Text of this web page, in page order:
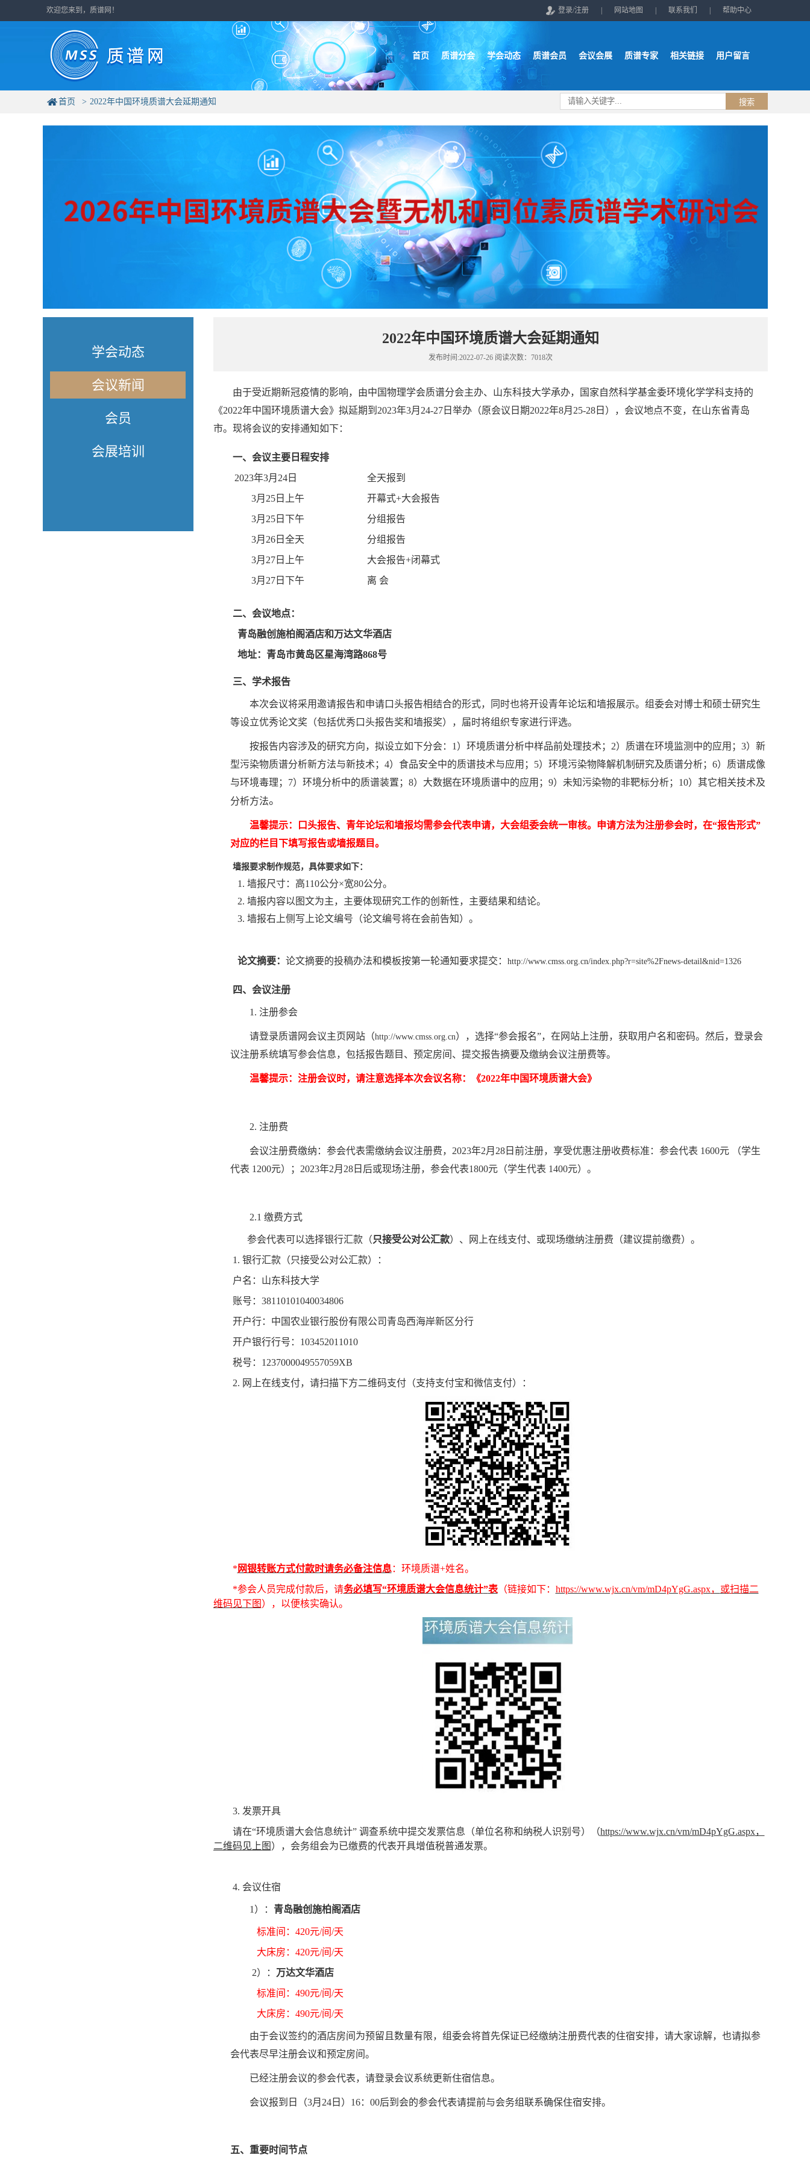
欢迎您来到，质谱网！ 登录/注册 网站地图 联系我们 帮助中心
首页 质谱分会 学会动态 质谱会员 会议会展 质谱专家 相关链接 用户留言
首页 2022年中国环境质谱大会延期通知
学会动态
会议新闻
会员
会展培训
2022年中国环境质谱大会延期通知
发布时间:2022-07-26 阅读次数：7018次
由于受近期新冠疫情的影响，由中国物理学会质谱分会主办、山东科技大学承办，国家自然科学基金委环境化学学科支持的
《2022年中国环境质谱大会》拟延期到 2023年3月 24-27日举办（原会议日期2022年8月 25-28日 ） ， 会议地点不变， 在山东省青岛
市。 现将会议的安排通知如下：
一、会议主要日程安排
2023年3月 24日
全天报到
3月 25日上午 开幕式+大会报告
3月 25日下午
3月 26日全天
分组报告
分组报告
3月 27日上午 大会报告+闭幕式
3月 27日下午 离 会
二、会议地点：
青岛融创施柏阁酒店和万达文华酒店
地址：青岛市黄岛区星海湾路868号
三、学术报告
本次会议将采用邀请报告和申请口头报告相结合的形式，同时也将开设青年论坛和墙报展示。组委会对博士和硕士研究生
等设立优秀论文奖（包括优秀口头报告奖和墙报奖），届时将组织专家进行评选。
按报告内容涉及的研究方向，拟设立如下分会： 1 ）环境质谱分析中样品前处理技术； 2）质谱在环境监测中的应用； 3）新
型污染物质谱分析新方法与新技术； 4）食品安全中的质谱技术与应用； 5）环境污染物降解机制研究及质谱分析； 6）质谱成像
与环境毒理； 7）环境分析中的质谱装置； 8）大数据在环境质谱中的应用； 9）未知污染物的非靶标分析； 10）其它相关技术及
分析方法。
温馨提示：口头报告、青年论坛和墙报均需参会代表申请，大会组委会统一审核。申请方法为注册参会时，在“报告形式”
对应的栏目下填写报告或墙报题目。
墙报要求制作规范，具体要求如下：
1. 墙报尺寸：高110公分×宽80公分。
2. 墙报内容以图文为主，主要体现研究工作的创新性，主要结果和结论。
3. 墙报右上侧写上论文编号（论文编号将在会前告知）。
论文摘要： 论文摘要的投稿办法和模板按第一轮通知要求提交： http://www.cmss.org.cn/index.php?r=site%2Fnews-detail&nid=1326
四、会议注册
1. 注册参会
请登录质谱网会议主页网站（http://www.cmss.org.cn），选择“参会报名”，在网站上注册，获取用户名和密码。然后，登录会
议注册系统填写参会信息，包括报告题目、预定房间、提交报告摘要及缴纳会议注册费等。
温馨提示：注册会议时，请注意选择本次会议名称：《2022年中国环境质谱大会》
2. 注册费
会议注册费缴纳： 参会代表需缴纳会议注册费， 2023年2月 28日前注册，享受优惠注册收费标准：参会代表 1600元 （学生
代表 1200元）； 2023年2月 28日后或现场注册，参会代表1800元（学生代表 1400元）。
2.1 缴费方式
参会代表可以选择银行汇款（只接受公对公汇款）、网上在线支付、或现场缴纳注册费（建议提前缴费）。
1. 银行汇款（只接受公对公汇款）：
户名：山东科技大学
账号： 38110101040034806
开户行：中国农业银行股份有限公司青岛西海岸新区分行
开户银行行号： 103452011010
税号： 1237000049557059XB
2. 网上在线支付，请扫描下方二维码支付（支持支付宝和微信支付）：
* 网银转账方式付款时请务必备注信息：环境质谱+姓名。
*参会人员完成付款后，请务必填写“环境质谱大会信息统计”表（链接如下： https://www.wjx.cn/vm/mD4pYgG.aspx， 或扫描二
维码见下图 ），以便核实确认。
3. 发票开具
请在“环境质谱大会信息统计” 调查系统中提交发票信息（单位名称和纳税人识别号） （https://www.wjx.cn/vm/mD4pYgG.aspx，
二维码见上图 ） ，会务组会为已缴费的代表开具增值税普通发票。
4. 会议住宿
1 ）： 青岛融创施柏阁酒店
标准间： 420元/间/天
大床房： 420元/间/天
2）： 万达文华酒店
标准间： 490元/间/天
大床房： 490元/间/天
由于会议签约的酒店房间为预留且数量有限，组委会将首先保证已经缴纳注册费代表的住宿安排，请大家谅解，也请拟参
会代表尽早注册会议和预定房间。
已经注册会议的参会代表，请登录会议系统更新住宿信息。
会议报到日（3月 24日） 16： 00后到会的参会代表请提前与会务组联系确保住宿安排。
五、重要时间节点